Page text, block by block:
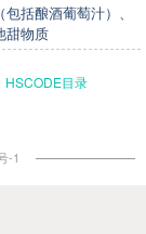
括酿酒葡萄汁）、
甜物质
HSCODE目录
-1